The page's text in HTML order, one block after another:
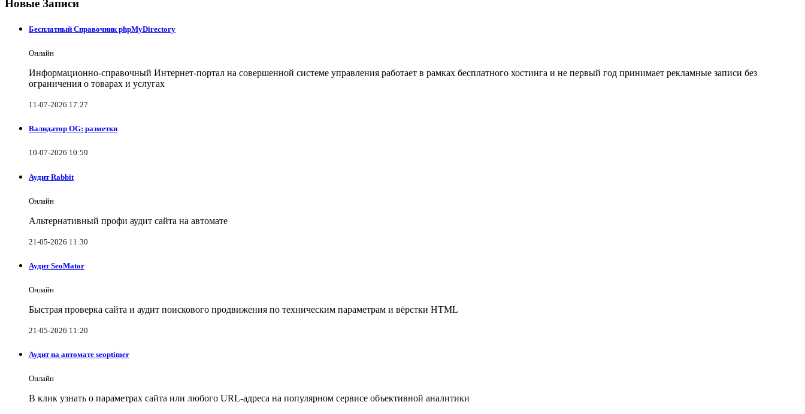
Новые Записи
Бесплатный Справочник phpMyDirectory
Онлайн
Информационно-справочный Интернет-портал на совершенной системе управления работает в рамках бесплатного хостинга и не первый год принимает рекламные записи без
ограничения о товарах и услугах
11-07-2026 17:27
Валидатор OG: разметки
10-07-2026 10:59
Аудит Rabbit
Онлайн
Альтернативный профи аудит сайта на автомате
21-05-2026 11:30
Аудит SeoMator
Онлайн
Быстрая проверка сайта и аудит поискового продвижения по техническим параметрам и вёрстки HTML
21-05-2026 11:20
Аудит на автомате seoptimer
Онлайн
В клик узнать о параметрах сайта или любого URL-адреса на популярном сервисе объективной аналитики